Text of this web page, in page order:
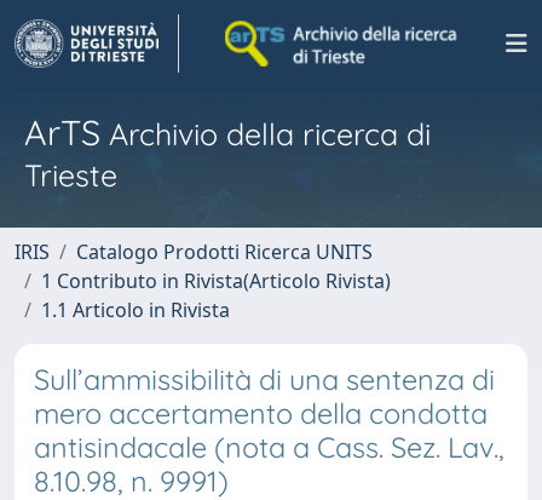
ArTS Archivio della ricerca di
Trieste
IRIS
Catalogo Prodotti Ricerca UNITS
1 Contributo in Rivista(Articolo Rivista)
1.1 Articolo in Rivista
Sull’ammissibilità di una sentenza di
mero accertamento della condotta
antisindacale (nota a Cass. Sez. Lav.,
8.10.98, n. 9991)